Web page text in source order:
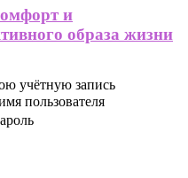
и
образа жизни
учётную запись
пользователя